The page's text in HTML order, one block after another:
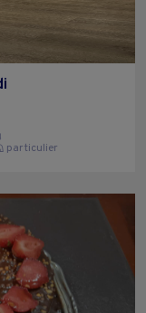
particulier